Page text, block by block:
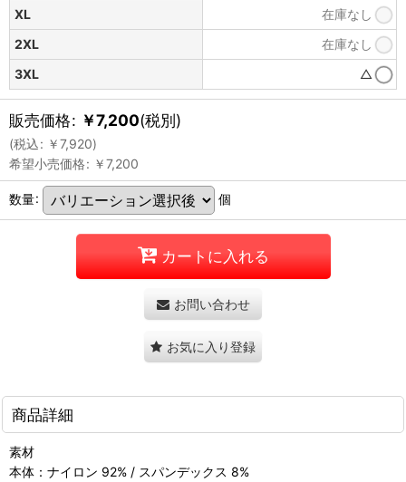
XL
在庫なし
2XL
在庫なし
3XL
△
販売価格: ￥7,200(税別)
(税込: ￥7,920)
希望小売価格: ￥7,200
数量: 個
カートに入れる
お問い合わせ
お気に入り登録
商品詳細
素材
本体：ナイロン 92% / スパンデックス 8%